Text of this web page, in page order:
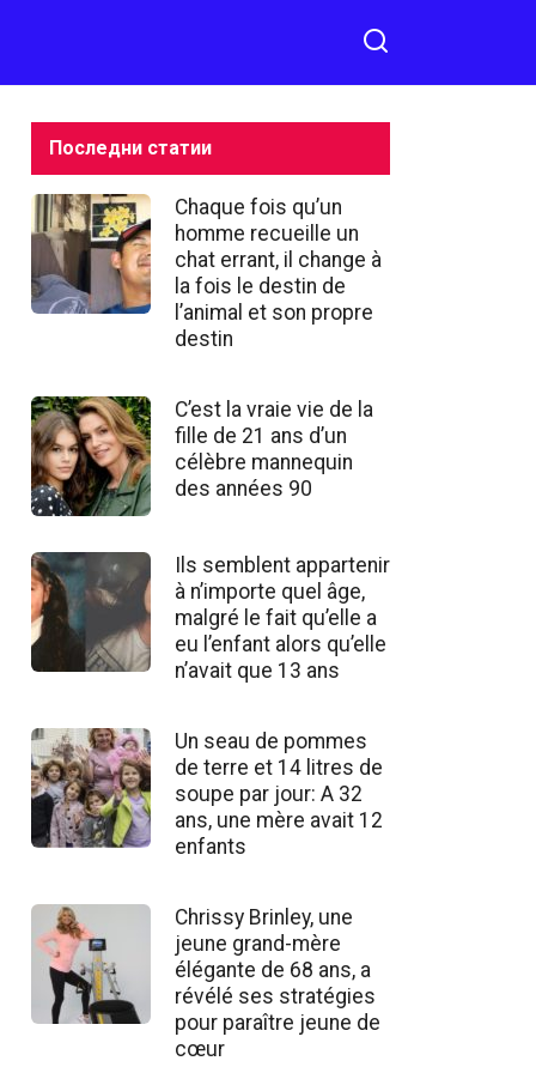
Последни статии
Chaque fois qu’un
homme recueille un
chat errant, il change à
la fois le destin de
l’animal et son propre
destin
C’est la vraie vie de la
fille de 21 ans d’un
célèbre mannequin
des années 90
Ils semblent appartenir
à n’importe quel âge,
malgré le fait qu’elle a
eu l’enfant alors qu’elle
n’avait que 13 ans
Un seau de pommes
de terre et 14 litres de
soupe par jour: A 32
ans, une mère avait 12
enfants
Chrissy Brinley, une
jeune grand-mère
élégante de 68 ans, a
révélé ses stratégies
pour paraître jeune de
cœur